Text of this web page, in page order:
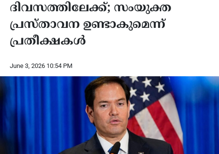
ദിവസത്തിലേക്ക്; സംയുക്ത
പ്രസ്താവന ഉണ്ടാകുമെന്ന്
പ്രതീക്ഷകൾ
June 3, 2026 10:54 PM